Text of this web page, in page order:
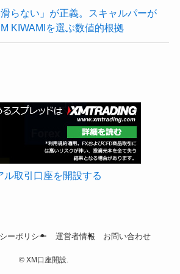
らない」が正義。スキャルパーが
KIWAMIを選ぶ数値的根拠
ル取引口座を開設する
ーポリシー 運営者情報 お問い合わせ
©XM口座開設.